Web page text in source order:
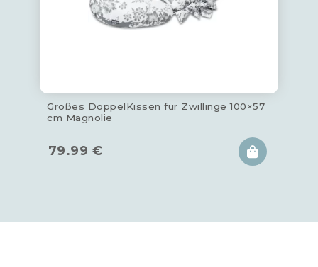
Großes DoppelKissen für Zwillinge 100×57
cm Magnolie
79.99 €